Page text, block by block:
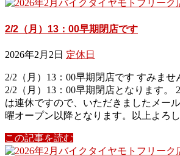
2/2（月）13：00早期閉店です
2026年2月2日 定休日
2/2（月）13：00早期閉店です すみませ
2/2（月）13：00早期閉店となります。
は連休ですので、いただきましたメー
曜オープン以降となります。以上よろ
この記事を読む